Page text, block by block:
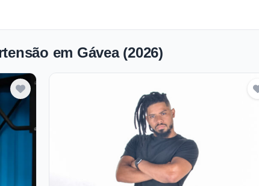
em Gávea (2026)